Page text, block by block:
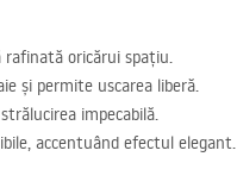
rafinată oricărui spațiu.
și permite uscarea liberă.
impecabilă.
accentuând efectul elegant.